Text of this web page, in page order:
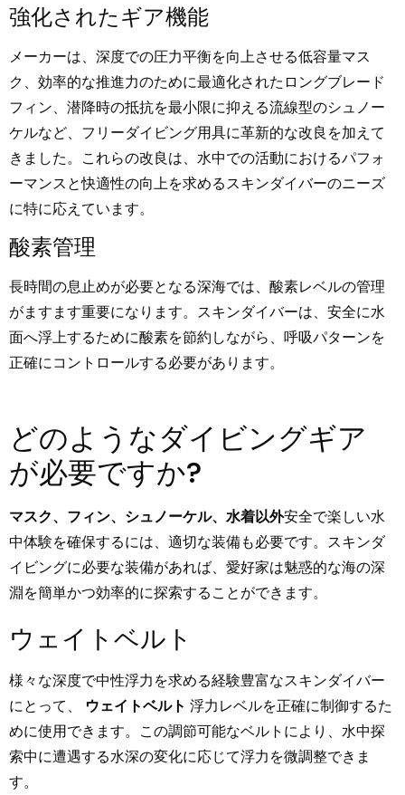
強化されたギア機能
メーカーは、深度での圧力平衡を向上させる低容量マス
ク、効率的な推進力のために最適化されたロングブレード
フィン、潜降時の抵抗を最小限に抑える流線型のシュノー
ケルなど、フリーダイビング用具に革新的な改良を加えて
きました。これらの改良は、水中での活動におけるパフォ
ーマンスと快適性の向上を求めるスキンダイバーのニーズ
に特に応えています。
酸素管理
長時間の息止めが必要となる深海では、酸素レベルの管理
がますます重要になります。スキンダイバーは、安全に水
面へ浮上するために酸素を節約しながら、呼吸パターンを
正確にコントロールする必要があります。
どのようなダイビングギア
が必要ですか?
マスク、フィン、シュノーケル、水着以外安全で楽しい水
中体験を確保するには、適切な装備も必要です。スキンダ
イビングに必要な装備があれば、愛好家は魅惑的な海の深
淵を簡単かつ効率的に探索することができます。
ウェイトベルト
様々な深度で中性浮力を求める経験豊富なスキンダイバー
にとって、 ウェイトベルト 浮力レベルを正確に制御するた
めに使用できます。この調節可能なベルトにより、水中探
索中に遭遇する水深の変化に応じて浮力を微調整できま
す。